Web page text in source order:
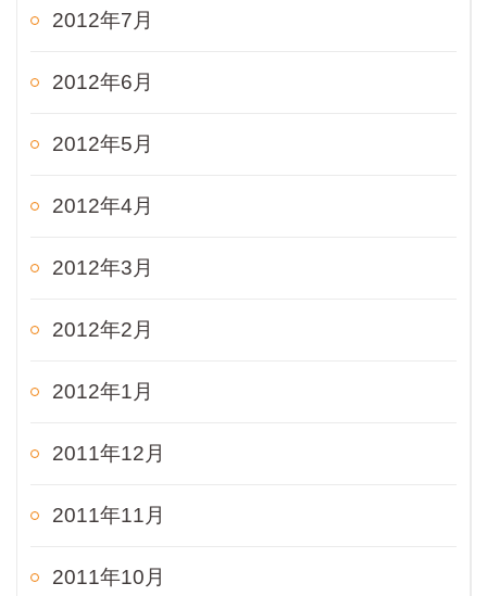
2012年7月
2012年6月
2012年5月
2012年4月
2012年3月
2012年2月
2012年1月
2011年12月
2011年11月
2011年10月